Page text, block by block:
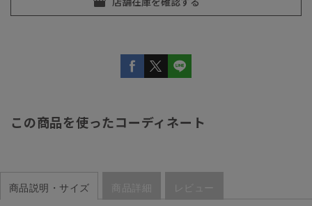
この商品を使ったコーディネート
商品説明・サイズ 商品詳細 レビュー